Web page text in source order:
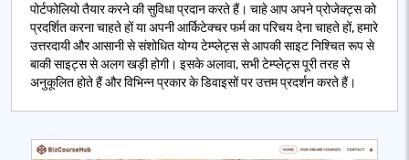
पोर्टफोलियो तैयार करने की सुविधा प्रदान करते हैं। चाहे आप अपने प्रोजेक्ट्स को
प्रदर्शित करना चाहते हों या अपनी आर्किटेक्चर फर्म का परिचय देना चाहते हों, हमारे
उत्तरदायी और आसानी से संशोधित योग्य टेम्प्लेट्स से आपकी साइट निश्चित रूप से
बाकी साइट्स से अलग खड़ी होगी। इसके अलावा, सभी टेम्प्लेट्स पूरी तरह से
अनुकूलित होते हैं और विभिन्न प्रकार के डिवाइसों पर उत्तम प्रदर्शन करते हैं।